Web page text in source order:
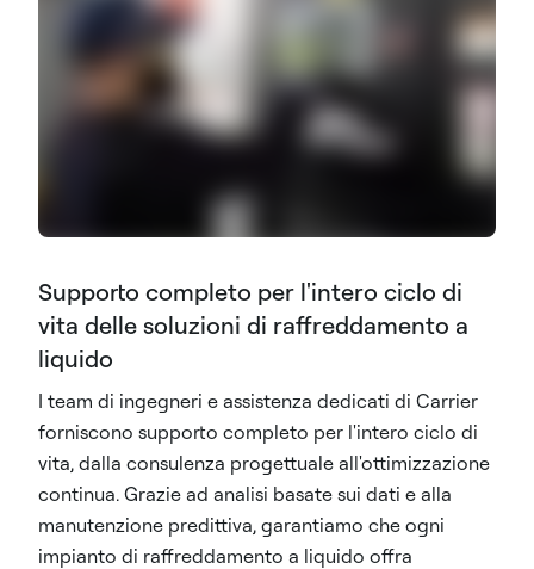
Supporto completo per l'intero ciclo di
vita delle soluzioni di raffreddamento a
liquido
I team di ingegneri e assistenza dedicati di Carrier
forniscono supporto completo per l'intero ciclo di
vita, dalla consulenza progettuale all'ottimizzazione
continua. Grazie ad analisi basate sui dati e alla
manutenzione predittiva, garantiamo che ogni
impianto di raffreddamento a liquido offra